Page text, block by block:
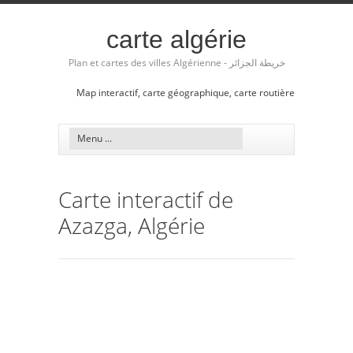
carte algérie
Plan et cartes des villes Algérienne - خريطة الجزائر
Map interactif, carte géographique, carte routière
Carte interactif de
Azazga, Algérie